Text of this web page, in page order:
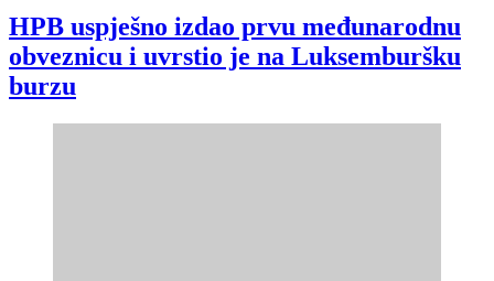
HPB uspješno izdao prvu međunarodnu
obveznicu i uvrstio je na Luksemburšku
burzu